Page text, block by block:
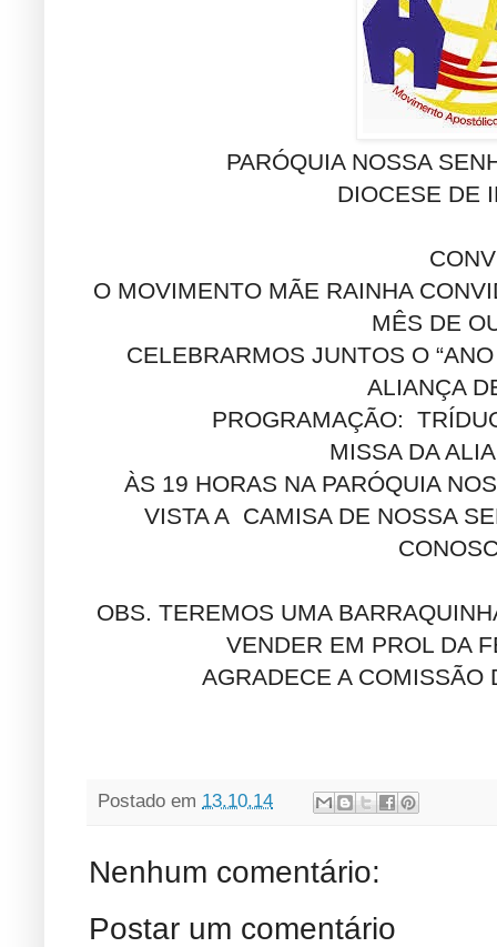
PARÓQUIA NOSSA
DIOCESE DE
O MOVIMENTO MÃE RAINHA
MÊS DE
CELEBRARMOS JUNTOS O
ALIANÇA
PROGRAMAÇÃO:
MISSA DA
ÀS 19 HORAS NA PARÓQUIA
VISTA A CAMISA DE NOSSA
OBS. TEREMOS UMA
VENDER EM PROL DA
AGRADECE A COMISSÃO
Postado em 13.10.14
Nenhum comentário:
Postar um comentário